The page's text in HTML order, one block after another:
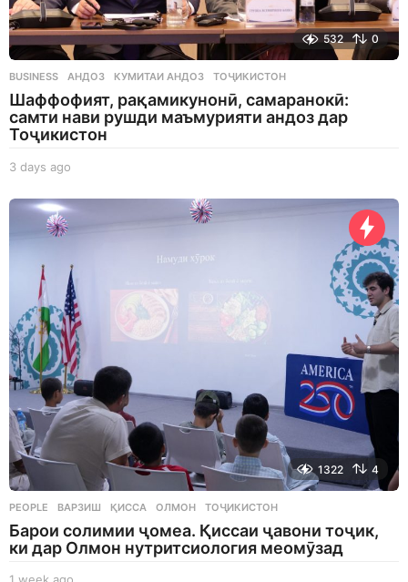
532 0
BUSINESS АНДОЗ ,КУМИТАИ АНДОЗ ,ТОҶИКИСТОН
Шаффофият, рақамикунонӣ, самаранокӣ:
самти нави рушди маъмурияти андоз дар
Тоҷикистон
3 days ago
a
g
o
1322 4
PEOPLE ВАРЗИШ ,ҚИССА ,ОЛМОН ,ТОҶИКИСТОН
Барои солимии ҷомеа. Қиссаи ҷавони тоҷик,
ки дар Олмон нутритсиология меомӯзад